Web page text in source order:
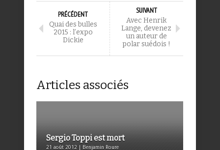
PRÉCÉDENT
Quai des bulles
2015 : l’expo
Dickie
SUIVANT
Avec Henrik
Lange, devenez
un auteur de
polar suédois !
Articles associés
Sergio Toppi est mort
21 août 2012 | Benjamin Roure